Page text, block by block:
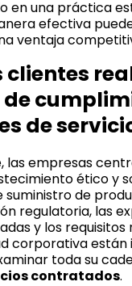
en una práctica
efectiva
ventaja
clientes
de
las empresas
ético y
suministro de
regulatoria, las
y los requisitos
corporativa están
toda su
contratados.